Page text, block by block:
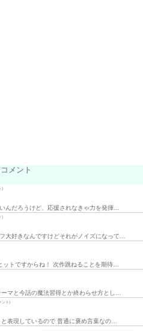
メント
)
んだろうけど、応援されなきゃ力を発揮…
)
大好きなんですけどそれがノイズになって…
トですからね！ 次作跳ねることを期待…
マと今話の魔法習得とか終わらせ方とし…
ント)
表現しているので 普通に褒め言葉なの…